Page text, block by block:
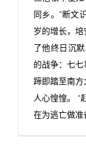
同乡。”断文
岁的增长，
了他终日沉
的战争：七
蹄即踏至南
人心惶惶。 “
在为逃亡做准